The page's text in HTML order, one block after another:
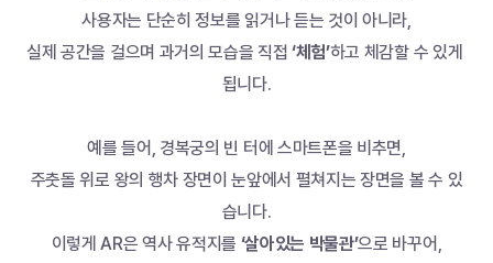
사용자는 단순히 정보를 읽거나 듣는 것이 아니라,
실제 공간을 걸으며 과거의 모습을 직접 ‘체험’하고 체감할 수 있게
됩니다.
예를 들어, 경복궁의 빈 터에 스마트폰을 비추면,
주춧돌 위로 왕의 행차 장면이 눈앞에서 펼쳐지는 장면을 볼 수 있
습니다.
이렇게 AR은 역사 유적지를 ‘살아있는 박물관’으로 바꾸어,